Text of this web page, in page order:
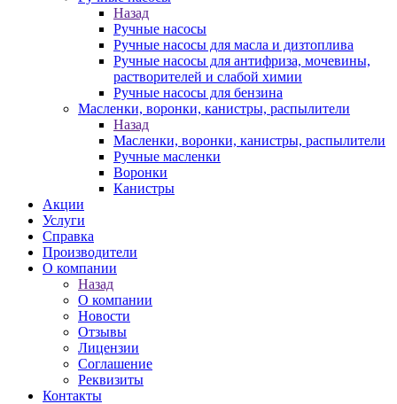
Назад
Ручные насосы
Ручные насосы для масла и дизтоплива
Ручные насосы для антифриза, мочевины,
растворителей и слабой химии
Ручные насосы для бензина
Масленки, воронки, канистры, распылители
Назад
Масленки, воронки, канистры, распылители
Ручные масленки
Воронки
Канистры
Акции
Услуги
Справка
Производители
О компании
Назад
О компании
Новости
Отзывы
Лицензии
Соглашение
Реквизиты
Контакты